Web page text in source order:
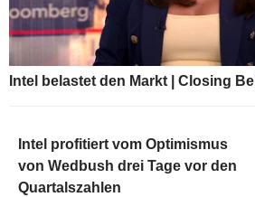
Intel belastet den Markt | Closing Bell
Intel profitiert vom Optimismus
von Wedbush drei Tage vor den
Quartalszahlen